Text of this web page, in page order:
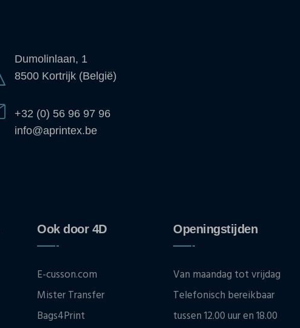
Dumolinlaan, 1
8500 Kortrijk (België)
+32 (0) 56 96 97 96
info@aprintex.be
Ook door 4D
E-cusson.com
Mister Transfer
Bags4Print
Openingstijden
Van maandag tot vrijdag
Telefonisch bereikbaar
tussen 12.00 uur en 18.00